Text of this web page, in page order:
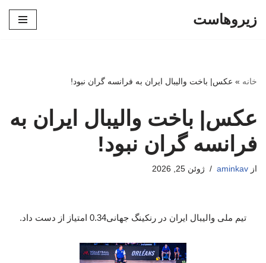
زیروهاست
خانه » عکس| باخت والیبال ایران به فرانسه گران نبود!
عکس| باخت والیبال ایران به
فرانسه گران نبود!
از aminkav ژوئن 25, 2026
تیم ملی والیبال ایران در رنکینگ جهانی0.34 امتیاز از دست داد.